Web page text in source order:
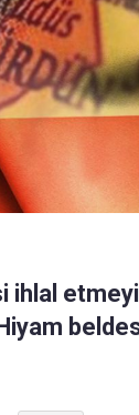
ihlal